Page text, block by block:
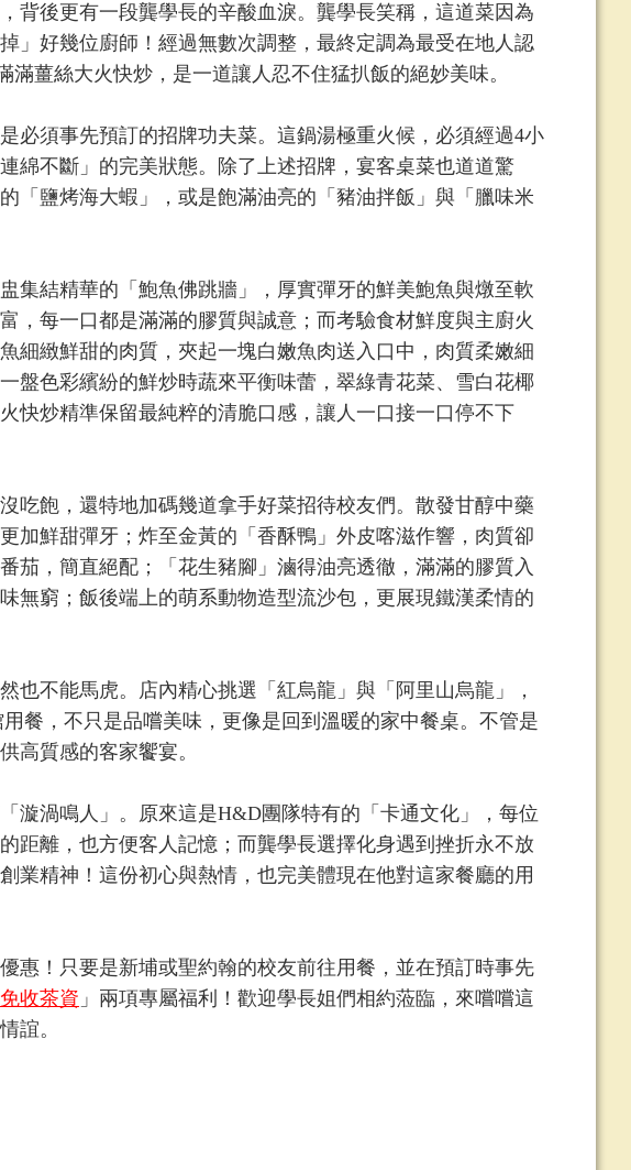
背後更有一段龔學長的辛酸血淚。龔學長笑稱，這道菜因為
」好幾位廚師！經過無數次調整，最終定調為最受在地人認
薑絲大火快炒，是一道讓人忍不住猛扒飯的絕妙美味。
須事先預訂的招牌功夫菜。這鍋湯極重火候，必須經過4小
綿不斷」的完美狀態。除了上述招牌，宴客桌菜也道道驚
「鹽烤海大蝦」，或是飽滿油亮的「豬油拌飯」與「臘味米
結精華的「鮑魚佛跳牆」，厚實彈牙的鮮美鮑魚與燉至軟
，每一口都是滿滿的膠質與誠意；而考驗食材鮮度與主廚火
細緻鮮甜的肉質，夾起一塊白嫩魚肉送入口中，肉質柔嫩細
盤色彩繽紛的鮮炒時蔬來平衡味蕾，翠綠青花菜、雪白花椰
快炒精準保留最純粹的清脆口感，讓人一口接一口停不下
飽，還特地加碼幾道拿手好菜招待校友們。散發甘醇中藥
加鮮甜彈牙；炸至金黃的「香酥鴨」外皮喀滋作響，肉質卻
茄，簡直絕配；「花生豬腳」滷得油亮透徹，滿滿的膠質入
無窮；飯後端上的萌系動物造型流沙包，更展現鐵漢柔情的
不能馬虎。店內精心挑選「紅烏龍」與「阿里山烏龍」，
餐，不只是品嚐美味，更像是回到溫暖的家中餐桌。不管是
高質感的客家饗宴。
渦鳴人」。原來這是H&D團隊特有的「卡通文化」，每位
距離，也方便客人記憶；而龔學長選擇化身遇到挫折永不放
業精神！這份初心與熱情，也完美體現在他對這家餐廳的用
！只要是新埔或聖約翰的校友前往用餐，並在預訂時事先
免收茶資 」兩項專屬福利！歡迎學長姐們相約蒞臨，來嚐嚐這
誼。